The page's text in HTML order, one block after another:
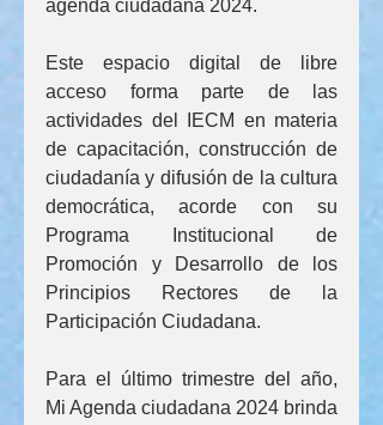
agenda ciudadana 2024.
Este espacio digital de libre
acceso forma parte de las
actividades del IECM en materia
de capacitación, construcción de
ciudadanía y difusión de la cultura
democrática, acorde con su
Programa Institucional de
Promoción y Desarrollo de los
Principios Rectores de la
Participación Ciudadana.
Para el último trimestre del año,
Mi Agenda ciudadana 2024 brinda